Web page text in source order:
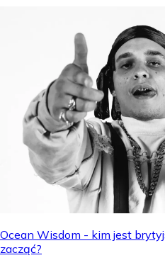
Ocean Wisdom - kim jest
zacząć?